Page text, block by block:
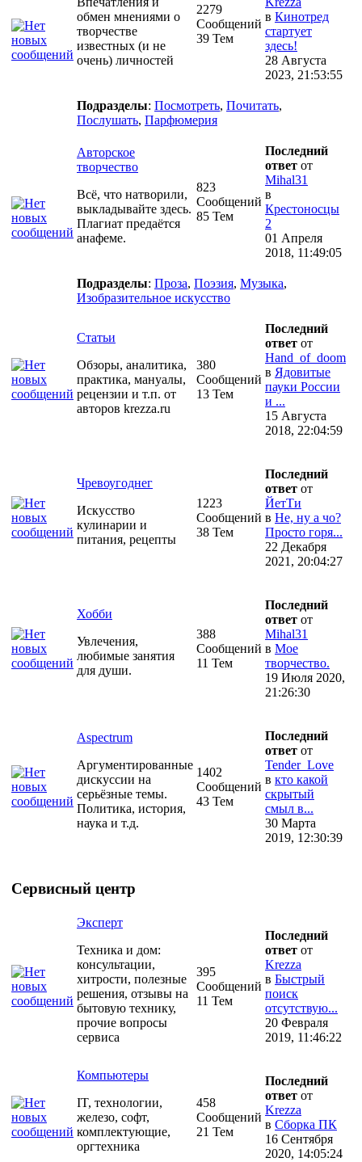
обмен мнениями о
творчестве
известных (и не
очень) личностей
2279
Сообщений
39 Тем
в Кинотред
стартует
здесь!
28 Августа
2023, 21:53:55
Подразделы: Посмотреть, Почитать,
Послушать, Парфюмерия
Авторское
творчество
Всё, что натворили,
выкладывайте здесь.
Плагиат предаётся
анафеме.
823
Сообщений
85 Тем
Последний
ответ от
Mihal31
в
Крестоносцы
2
01 Апреля
2018, 11:49:05
Подразделы: Проза, Поэзия, Музыка,
Изобразительное искусство
Статьи
Обзоры, аналитика,
практика, мануалы,
рецензии и т.п. от
авторов krezza.ru
380
Сообщений
13 Тем
Последний
ответ от
Hand_of_doom
в Ядовитые
пауки России
и ...
15 Августа
2018, 22:04:59
Чревоугоднег
Искусство
кулинарии и
питания, рецепты
1223
Сообщений
38 Тем
Последний
ответ от
ЙетТи
в Не, ну а чо?
Просто горя...
22 Декабря
2021, 20:04:27
Хобби
Увлечения,
любимые занятия
для души.
388
Сообщений
11 Тем
Последний
ответ от
Mihal31
в Мое
творчество.
19 Июля 2020,
21:26:30
Aspectrum
Аргументированные
дискуссии на
серьёзные темы.
Политика, история,
наука и т.д.
1402
Сообщений
43 Тем
Последний
ответ от
Tender_Love
в кто какой
скрытый
смыл в...
30 Марта
2019, 12:30:39
Сервисный центр
Эксперт
Техника и дом:
консультации,
хитрости, полезные
решения, отзывы на
бытовую технику,
прочие вопросы
сервиса
395
Сообщений
11 Тем
Последний
ответ от
Krezza
в Быстрый
поиск
отсутствую...
20 Февраля
2019, 11:46:22
Компьютеры
IT, технологии,
железо, софт,
комплектующие,
оргтехника
458
Сообщений
21 Тем
Последний
ответ от
Krezza
в Сборка ПК
16 Сентября
2020, 14:05:24